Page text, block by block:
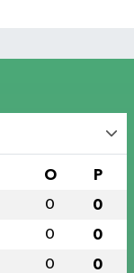
O P
0 0
0 0
0 0